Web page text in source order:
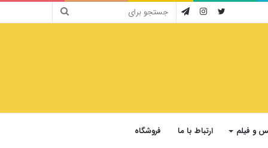
تلگرام
اینستاگرام توییتر
و فیلم ارتباط با ما فروشگاه